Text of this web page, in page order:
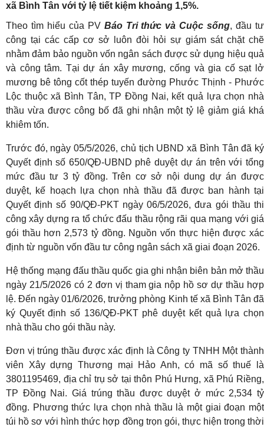
xã Bình Tân với tỷ lệ tiết kiệm khoảng 1,5%.
Theo tìm hiểu của PV Báo Tri thức và Cuộc sống, đầu tư
công tại các cấp cơ sở luôn đòi hỏi sự giám sát chặt chẽ
nhằm đảm bảo nguồn vốn ngân sách được sử dụng hiệu quả
và công tâm. Tại dự án xây mương, cống và gia cố sạt lở
mương bê tông cốt thép tuyến đường Phước Thịnh - Phước
Lộc thuộc xã Bình Tân, TP Đồng Nai, kết quả lựa chọn nhà
thầu vừa được công bố đã ghi nhận một tỷ lệ giảm giá khá
khiêm tốn.
Trước đó, ngày 05/5/2026, chủ tịch UBND xã Bình Tân đã ký
Quyết định số 650/QĐ-UBND phê duyệt dự án trên với tổng
mức đầu tư 3 tỷ đồng. Trên cơ sở nội dung dự án được
duyệt, kế hoạch lựa chọn nhà thầu đã được ban hành tại
Quyết định số 90/QĐ-PKT ngày 06/5/2026, đưa gói thầu thi
công xây dựng ra tổ chức đấu thầu rộng rãi qua mạng với giá
gói thầu hơn 2,573 tỷ đồng. Nguồn vốn thực hiện được xác
định từ nguồn vốn đầu tư công ngân sách xã giai đoạn 2026.
Hệ thống mạng đấu thầu quốc gia ghi nhận biên bản mở thầu
ngày 21/5/2026 có 2 đơn vị tham gia nộp hồ sơ dự thầu hợp
lệ. Đến ngày 01/6/2026, trưởng phòng Kinh tế xã Bình Tân đã
ký Quyết định số 136/QĐ-PKT phê duyệt kết quả lựa chọn
nhà thầu cho gói thầu này.
Đơn vị trúng thầu được xác định là Công ty TNHH Một thành
viên Xây dựng Thương mại Hảo Anh, có mã số thuế là
3801195469, địa chỉ trụ sở tại thôn Phú Hưng, xã Phú Riềng,
TP Đồng Nai. Giá trúng thầu được duyệt ở mức 2,534 tỷ
đồng. Phương thức lựa chọn nhà thầu là một giai đoạn một
túi hồ sơ với hình thức hợp đồng trọn gói, thực hiện trong thời